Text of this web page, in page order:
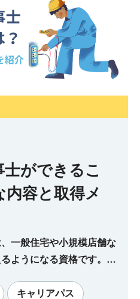
ができるこ
内容と取得メ
一般住宅や小規模店舗な
ようになる資格です。第
ついて解説します。
キャリアパス